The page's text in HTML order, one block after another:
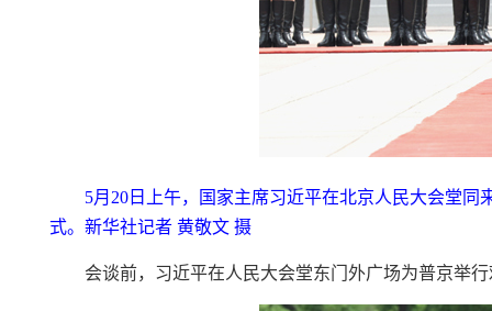
5月20日上午，国家主席习近平在北京人民大会堂
式。新华社记者 黄敬文 摄
会谈前，习近平在人民大会堂东门外广场为普京举